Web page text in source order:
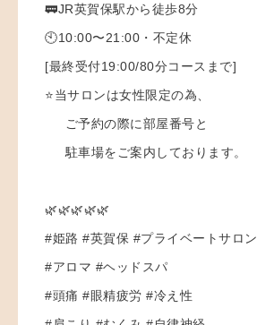
🚃JR英賀保駅から徒歩8分
🕙10:00〜21:00・不定休
[最終受付19:00/80分コースまで]
⭐️当サロンは女性限定の為、
ご予約の際に部屋番号と
駐車場をご案内しております。
🌿🌿🌿🌿🌿
#姫路 #英賀保 #プライベートサロン
#アロマ #ヘッドスパ
#頭痛 #眼精疲労 #冷え性